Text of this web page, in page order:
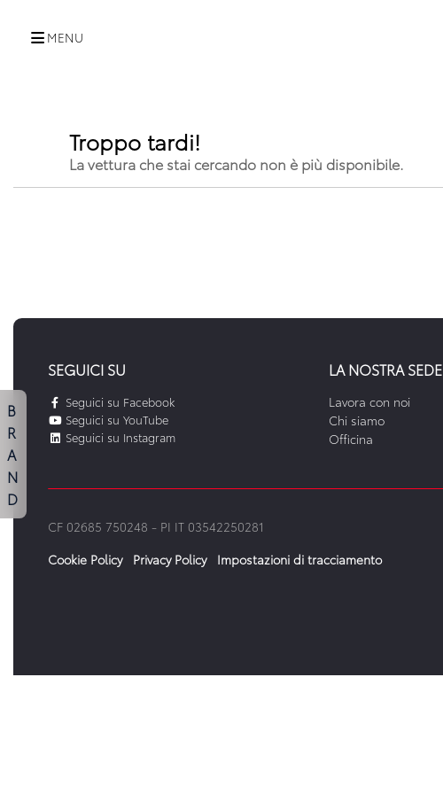
MENU
Troppo tardi!
La vettura che stai cercando non è più disponibile.
SEGUICI SU
Seguici su Facebook
Seguici su YouTube
Seguici su Instagram
LA NOSTRA SEDE
Lavora con noi
Chi siamo
Officina
CF 02685 750248 - PI IT 03542250281
Cookie Policy
Privacy Policy Impostazioni di tracciamento
B
R
A
N
D